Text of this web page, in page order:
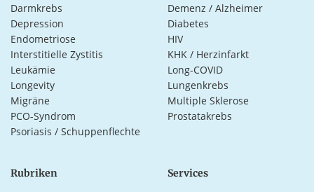
Darmkrebs
Demenz / Alzheimer
Depression
Diabetes
Endometriose
HIV
Interstitielle Zystitis
KHK / Herzinfarkt
Leukämie
Long-COVID
Longevity
Lungenkrebs
Migräne
Multiple Sklerose
PCO-Syndrom
Prostatakrebs
Psoriasis / Schuppenflechte
Rubriken Services